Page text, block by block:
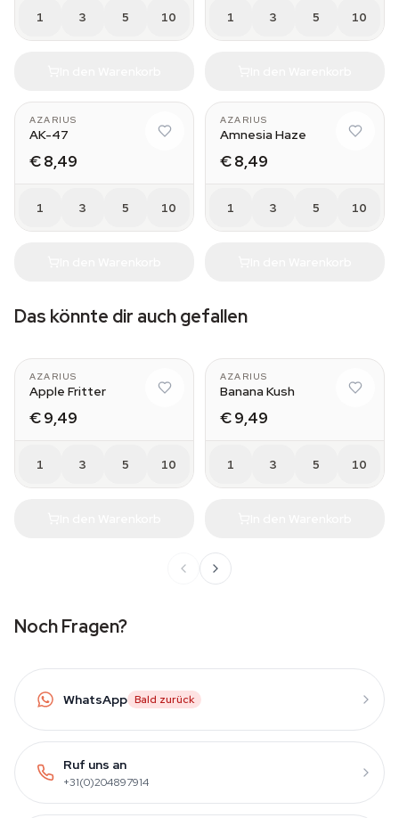
1 3 5 10 1 3 5 10
AZARIUS
AK-47
€ 8,49
1 3 5 10
AZARIUS
Amnesia Haze
€ 8,49
1 3 5 10
Das könnte dir auch gefallen
AZARIUS
Apple Fritter
€ 9,49
1 3 5 10
AZARIUS
Banana Kush
€ 9,49
1 3 5 10
Noch Fragen?
WhatsApp Bald zurück
Ruf uns an
+31(0)204897914